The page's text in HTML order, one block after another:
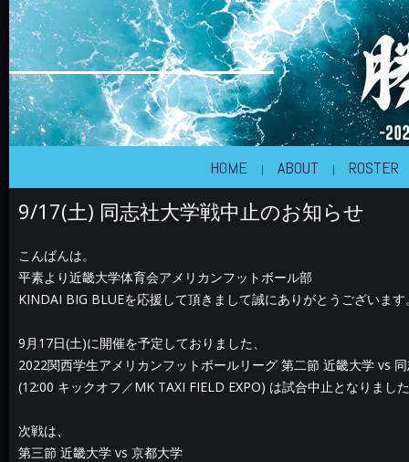
KINDAI BIG BLUE
近畿大学体育会アメリカンフットボール部
HOME ABOUT ROSTER
9/17(土) 同志社大学戦中止のお知らせ
こんばんは。
平素より近畿大学体育会アメリカンフットボール部
KINDAI BIG BLUEを応援して頂きまして誠にありがとうございます
9月17日(土)に開催を予定しておりました、
2022関西学生アメリカンフットボールリーグ 第二節 近畿大学 vs
(12:00 キックオフ／MK TAXI FIELD EXPO) は試合中止となりまし
次戦は、
第三節 近畿大学 vs 京都大学